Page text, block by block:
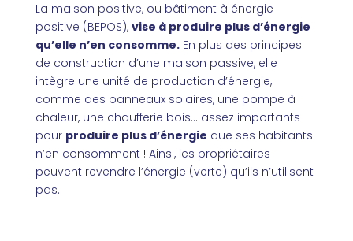
La maison positive, ou bâtiment à énergie
positive (BEPOS), vise à produire plus d’énergie
qu’elle n’en consomme.En plus des principes
de construction d’une maison passive, elle
intègre une unité de production d’énergie,
comme des panneaux solaires, une pompe à
chaleur, une chaufferie bois… assez importants
pour produire plus d’énergie que ses habitants
n’en consomment ! Ainsi, les propriétaires
peuvent revendre l’énergie (verte) qu’ils n’utilisent
pas.